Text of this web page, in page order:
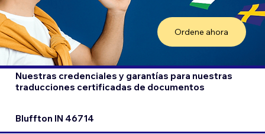
Ordene ahora
Nuestras credenciales y garantías para nuestras
traducciones certificadas de documentos
Bluffton IN 46714